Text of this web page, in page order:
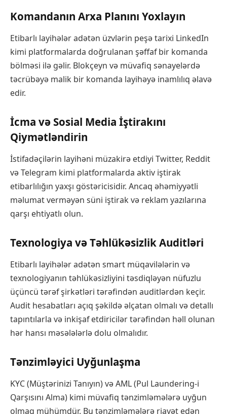
Komandanın Arxa Planını Yoxlayın
Etibarlı layihələr adətən üzvlərin peşə tarixi LinkedIn
kimi platformalarda doğrulanan şəffaf bir komanda
bölməsi ilə gəlir. Blokçeyn və müvafiq sənayelərdə
təcrübəyə malik bir komanda layihəyə inamlılıq əlavə
edir.
İcma və Sosial Media İştirakını
Qiymətləndirin
İstifadəçilərin layihəni müzakirə etdiyi Twitter, Reddit
və Telegram kimi platformalarda aktiv iştirak
etibarlılığın yaxşı göstəricisidir. Ancaq əhəmiyyətli
məlumat verməyən süni iştirak və reklam yazılarına
qarşı ehtiyatlı olun.
Texnologiya və Təhlükəsizlik Auditləri
Etibarlı layihələr adətən smart müqavilələrin və
texnologiyanın təhlükəsizliyini təsdiqləyən nüfuzlu
üçüncü tərəf şirkətləri tərəfindən auditlərdən keçir.
Audit hesabatları açıq şəkildə əlçatan olmalı və detallı
tapıntılarla və inkişaf etdiricilər tərəfindən həll olunan
hər hansı məsələlərlə dolu olmalıdır.
Tənzimləyici Uyğunlaşma
KYC (Müştərinizi Tanıyın) və AML (Pul Laundering-i
Qarşısını Alma) kimi müvafiq tənzimləmələrə uyğun
olmaq mühümdür. Bu tənzimləmələrə riayət edən